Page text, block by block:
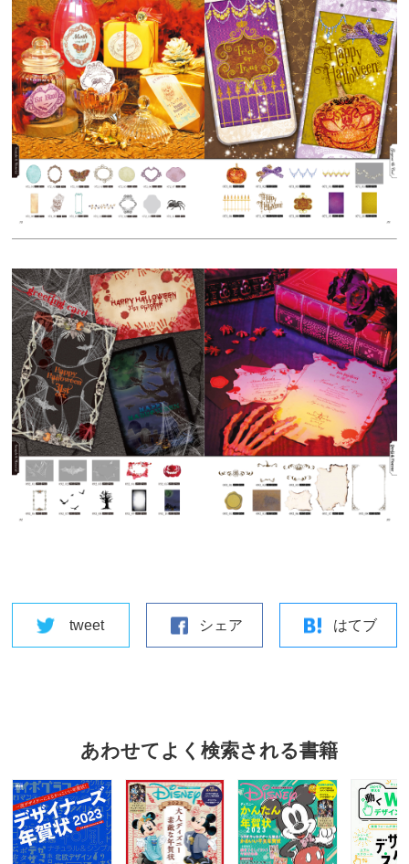
tweet シェア はてブ
あわせてよく検索される書籍